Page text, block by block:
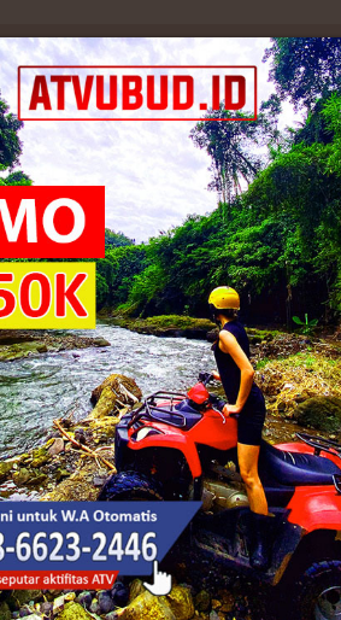
Harga Murah